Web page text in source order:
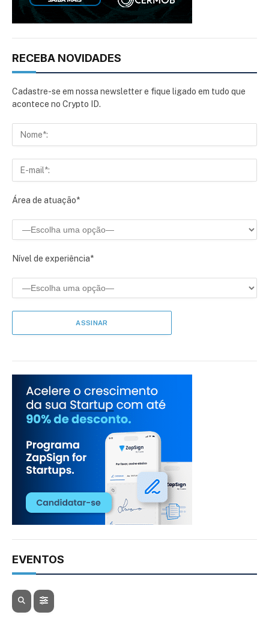
RECEBA NOVIDADES
Cadastre-se em nossa newsletter e fique ligado em tudo que
acontece no Crypto ID.
Área de atuação*
Nível de experiência*
EVENTOS